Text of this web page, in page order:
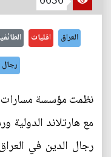
العراق اقليات
رجال
نظمت مؤسسة مسارات
مع هارتلاند الدولية
رجال الدين في